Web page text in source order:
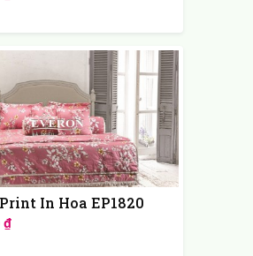
In Hoa EP1820
₫